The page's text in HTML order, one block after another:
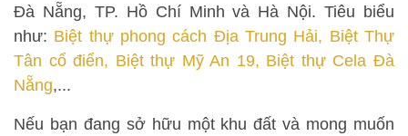
Đà Nẵng, TP. Hồ Chí Minh và Hà Nội. Tiêu biểu
như: Biệt thự phong cách Địa Trung Hải, Biệt Thự
Tân cổ điển, Biệt thự Mỹ An 19, Biệt thự Cela Đà
Nẵng,...
Nếu bạn đang sở hữu một khu đất và mong muốn